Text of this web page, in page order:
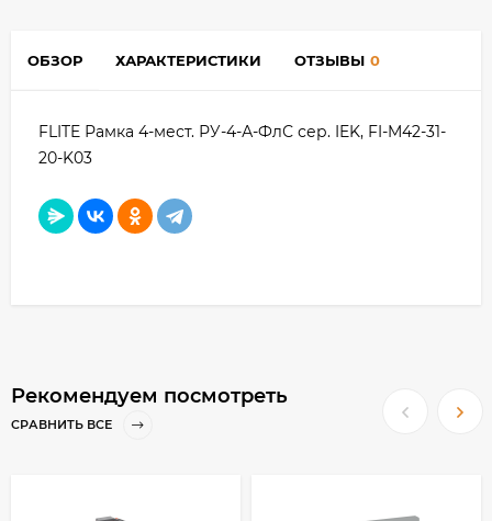
ОБЗОР ХАРАКТЕРИСТИКИ ОТЗЫВЫ 0
FLITE Рамка 4-мест. РУ-4-А-ФлС сер. IEK, FI-M42-31-
20-K03
Рекомендуем посмотреть
СРАВНИТЬ ВСЕ